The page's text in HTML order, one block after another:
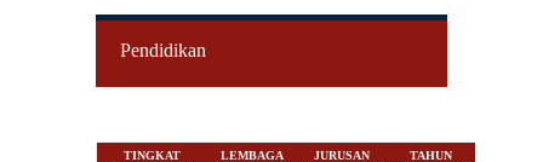
Pendidikan
TINGKAT
LEMBAGA
JURUSAN
TAHUN